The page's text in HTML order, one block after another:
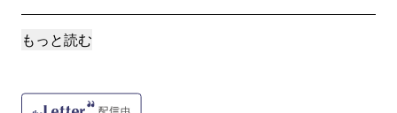
誰でも
もっと読む